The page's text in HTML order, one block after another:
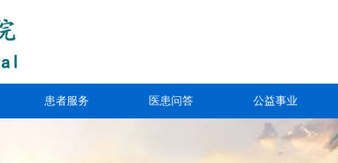
患者服务 医患问答 公益事业